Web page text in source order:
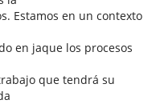
Estamos en un contexto
en jaque los procesos
que tendrá su